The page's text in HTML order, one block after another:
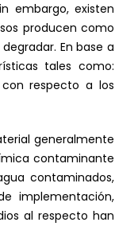
embargo, existen
producen como
En base a
tales como:
respecto a los
generalmente
contaminante
contaminados,
implementación,
al respecto han